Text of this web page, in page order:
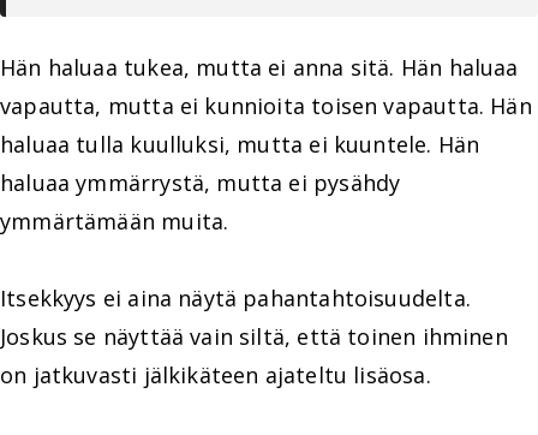
Hän haluaa tukea, mutta ei anna sitä. Hän haluaa
vapautta, mutta ei kunnioita toisen vapautta. Hän
haluaa tulla kuulluksi, mutta ei kuuntele. Hän
haluaa ymmärrystä, mutta ei pysähdy
ymmärtämään muita.
Itsekkyys ei aina näytä pahantahtoisuudelta.
Joskus se näyttää vain siltä, että toinen ihminen
on jatkuvasti jälkikäteen ajateltu lisäosa.